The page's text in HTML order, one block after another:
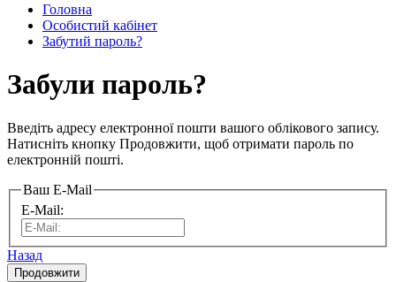
Головна
Особистий кабінет
Забутий пароль?
Забули пароль?
Введіть адресу електронної пошти вашого облікового запису.
Натисніть кнопку Продовжити, щоб отримати пароль по
електронній пошті.
Ваш E-Mail
E-Mail:
Назад